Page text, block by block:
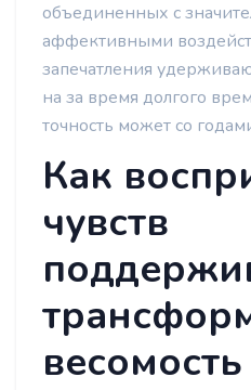
объединенных с
аффективными
запечатления
на за время долгого
точность может со
Как
чувств
весомость